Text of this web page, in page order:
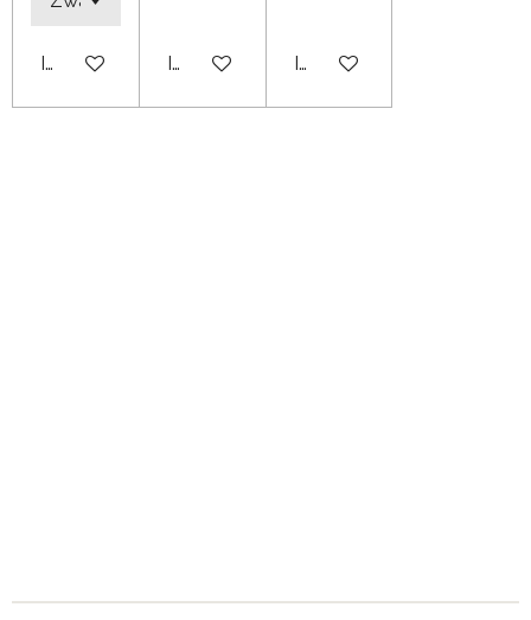
In winkelwagenIn winkelwagenIn winkelwagen